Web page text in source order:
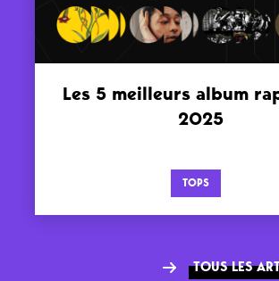
Les 5 meilleurs album
2025
TOPS
TOUS LES